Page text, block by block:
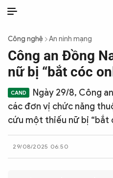
THỜI SỰ
CHỐNG DIỄN BIẾN HÒA BÌNH
CÔNG AN TRONG LÒNG DÂN
Công nghệ An ninh mạng
Công an Đồng
nữ bị “bắt cóc
Ngày 29/8, Công
các đơn vị chức năng
cứu một thiếu nữ bị “bắt
29/08/2025 06:50